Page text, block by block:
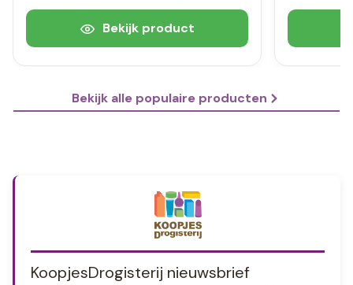
Bekijk product
Bekijk alle populaire producten
KoopjesDrogisterij nieuwsbrief